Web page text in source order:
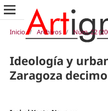
Inicio / Archivos / Núm. 22
Ideología y
Zaragoza